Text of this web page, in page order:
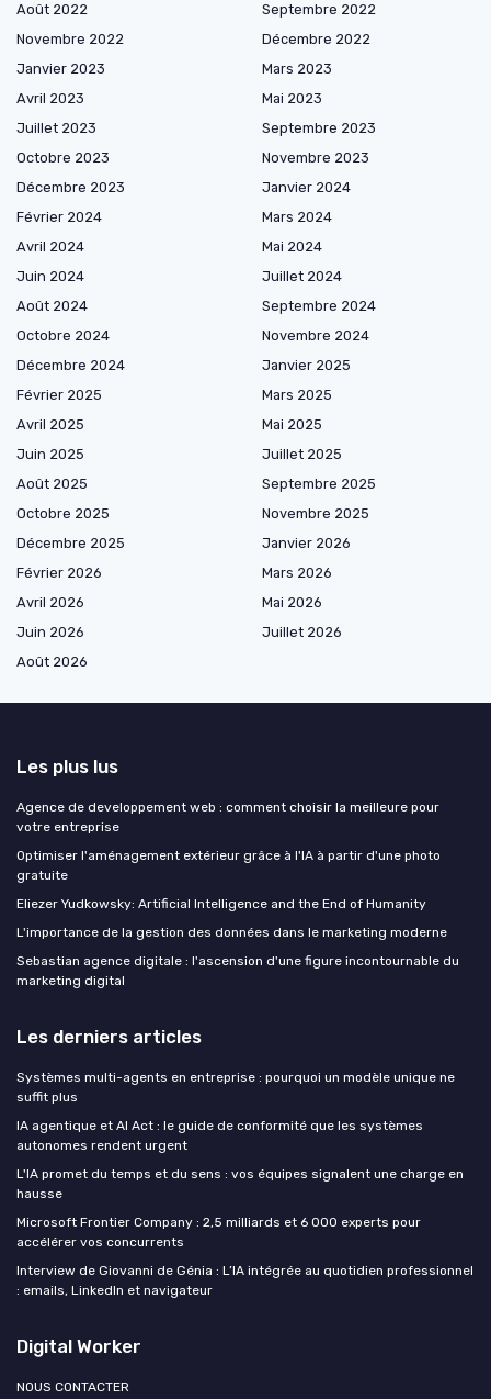
Août 2022
Septembre 2022
Novembre 2022
Décembre 2022
Janvier 2023
Mars 2023
Avril 2023
Mai 2023
Juillet 2023
Septembre 2023
Octobre 2023
Novembre 2023
Décembre 2023
Janvier 2024
Février 2024
Mars 2024
Avril 2024
Mai 2024
Juin 2024
Juillet 2024
Août 2024
Septembre 2024
Octobre 2024
Novembre 2024
Décembre 2024
Janvier 2025
Février 2025
Mars 2025
Avril 2025
Mai 2025
Juin 2025
Juillet 2025
Août 2025
Septembre 2025
Octobre 2025
Novembre 2025
Décembre 2025
Janvier 2026
Février 2026
Mars 2026
Avril 2026
Mai 2026
Juin 2026
Juillet 2026
Août 2026
Les plus lus
Agence de developpement web : comment choisir la meilleure pour
votre entreprise
Optimiser l'aménagement extérieur grâce à l'IA à partir d'une photo
gratuite
Eliezer Yudkowsky: Artificial Intelligence and the End of Humanity
L'importance de la gestion des données dans le marketing moderne
Sebastian agence digitale : l'ascension d'une figure incontournable du
marketing digital
Les derniers articles
Systèmes multi-agents en entreprise : pourquoi un modèle unique ne
suffit plus
IA agentique et AI Act : le guide de conformité que les systèmes
autonomes rendent urgent
L'IA promet du temps et du sens : vos équipes signalent une charge en
hausse
Microsoft Frontier Company : 2,5 milliards et 6 000 experts pour
accélérer vos concurrents
Interview de Giovanni de Génia : L’IA intégrée au quotidien professionnel
: emails, LinkedIn et navigateur
Digital Worker
NOUS CONTACTER